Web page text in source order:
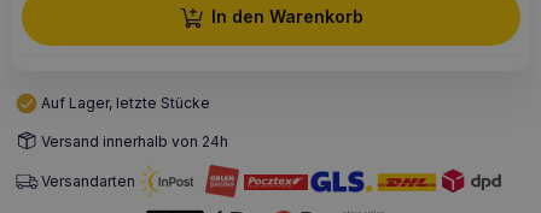
In den Warenkorb
Auf Lager, letzte Stücke
Versand innerhalb von 24h
Versandarten